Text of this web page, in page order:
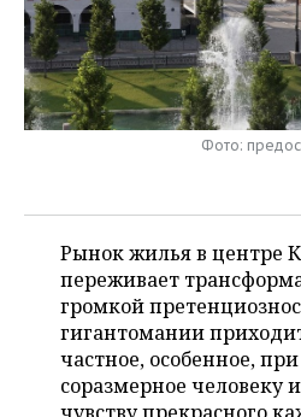
НЕФТЬ
ОПК
РОЗНИЧНАЯ ТОРГОВЛЯ
ТРАНСПОРТ
УСЛУГИ
НОВОСТИ ТЕХНОЛОГИЙ
IT
МЕДИА
МЕРОПРИЯТИЯ
НОВОСТИ МЕРОПРИЯТИЙ
ВЫЕЗДНАЯ РЕДАКЦИЯ
ОТКРЫТАЯ ЛЕКЦИЯ
СПОРТ
НОВОСТИ СПОРТА
БАСКЕТБОЛ
ВОЛЕЙБОЛ
КИБЕРСПОРТ
ОБЩЕСТВО
ИНФРАСТРУКТУРА
ИСТОРИЯ
КУЛЬТУРА
СПРАВОЧНИК
СПИСОК ПЕРСОН
СПИСОК КОМПАНИЙ
ПОЛНАЯ ВЕРСИЯ
Фото:
Рынок жилья в центре
переживает
громкой
гигантомании
частное, особенное,
соразмерное человеку